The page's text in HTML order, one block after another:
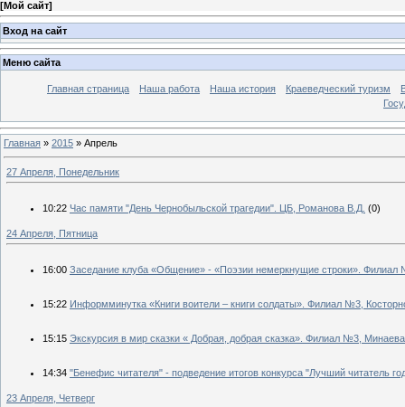
[Мой сайт]
Вход на сайт
Меню сайта
Главная страница Наша работа Наша история Краеведческий туризм
Главная » 2015 » Апрель
27 Апреля, Понедельник
10:22 Час памяти "День Чернобыльской трагедии". ЦБ, Романова В.Д. (0)
24 Апреля, Пятница
16:00 Заседание клуба «Общение» - «Поэзии немеркнущие строки».
15:22 Информминутка «Книги воители – книги солдаты». Филиал №3,
15:15 Экскурсия в мир сказки « Добрая, добрая сказка». Филиал №3,
14:34 "Бенефис читателя" - подведение итогов конкурса "Лучший читатель
23 Апреля, Четверг